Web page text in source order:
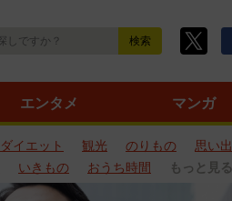
エンタメ マンガ
ダイエット 観光 のりもの
思い出
いきもの おうち時間 もっと見る